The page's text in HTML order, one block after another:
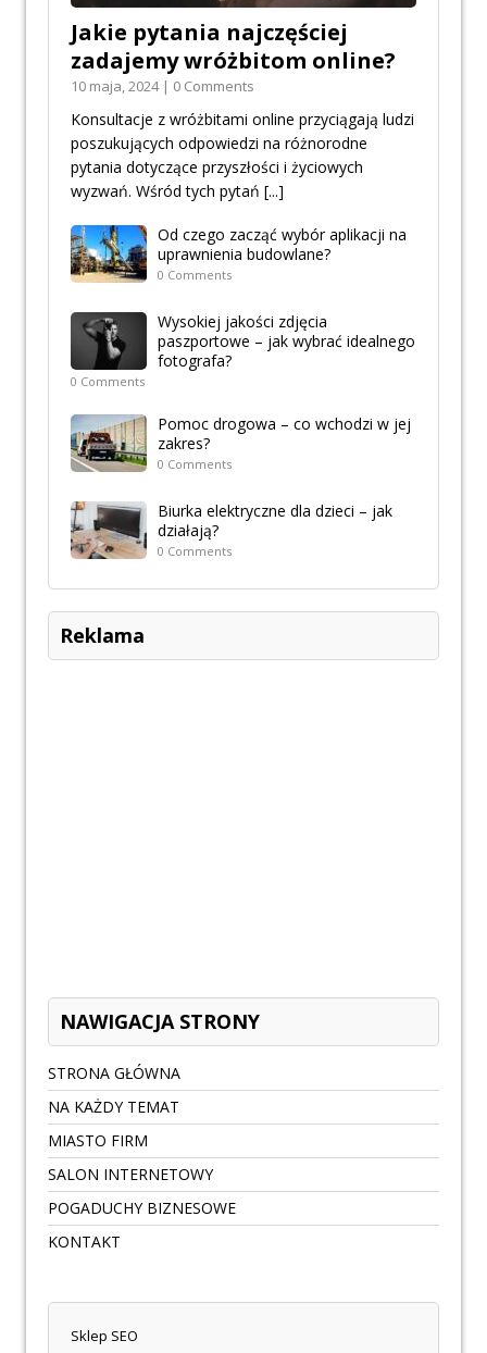
Jakie pytania najczęściej
zadajemy wróżbitom online?
10 maja, 2024 | 0 Comments
Konsultacje z wróżbitami online przyciągają ludzi
poszukujących odpowiedzi na różnorodne
pytania dotyczące przyszłości i życiowych
wyzwań. Wśród tych pytań [...]
Od czego zacząć wybór aplikacji na
uprawnienia budowlane?
0 Comments
Wysokiej jakości zdjęcia
paszportowe – jak wybrać idealnego
fotografa?
0 Comments
Pomoc drogowa – co wchodzi w jej
zakres?
0 Comments
Biurka elektryczne dla dzieci – jak
działają?
0 Comments
Reklama
NAWIGACJA STRONY
STRONA GŁÓWNA
NA KAŻDY TEMAT
MIASTO FIRM
SALON INTERNETOWY
POGADUCHY BIZNESOWE
KONTAKT
Sklep SEO